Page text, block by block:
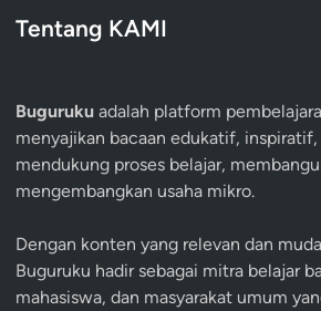
Tentang KAMI
Buguruku adalah platform
menyajikan bacaan edukatif,
mendukung proses belajar,
mengembangkan usaha mikro.
Dengan konten yang relevan dan
Buguruku hadir sebagai mitra belajar
mahasiswa, dan masyarakat umum